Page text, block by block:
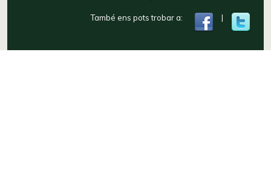
També ens pots trobar a: |